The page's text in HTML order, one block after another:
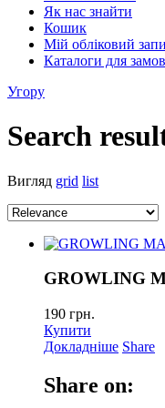
Як нас знайти
Кошик
Мій обліковий
Каталоги для
Угору
Search
Вигляд grid list
GROWLING
190 грн.
Купити
Докладніше Share
Share on: